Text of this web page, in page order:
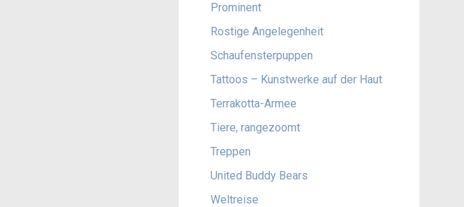
Prominent
Rostige Angelegenheit
Schaufensterpuppen
Tattoos – Kunstwerke auf der Haut
Terrakotta-Armee
Tiere, rangezoomt
Treppen
United Buddy Bears
Weltreise